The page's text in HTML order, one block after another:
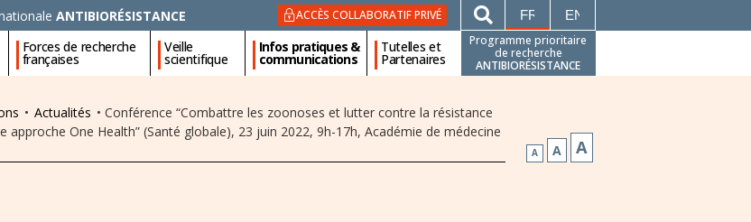
ANTIBIORÉSISTANCE ACCÈS COLLABORATIF PRIVÉ FRANÇAISENGLISH
Forces de recherche
françaises
Veille
scientifique
Infos pratiques &
communications
Tutelles et
Partenaires
Programme prioritaire
de recherche
ANTIBIORÉSISTANCE
• Actualités • Conférence “Combattre les zoonoses et lutter contre la résistance
approche One Health” (Santé globale), 23 juin 2022, 9h-17h, Académie de médecine
A A A